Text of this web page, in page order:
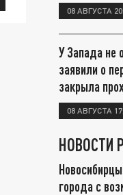
08 АВГУСТА
У Запада не
заявили о
закрыла
08 АВГУСТА
НОВОСТИ
города с